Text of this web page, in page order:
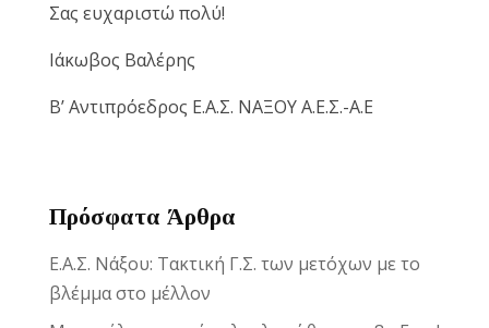
Σας ευχαριστώ πολύ!
Ιάκωβος Βαλέρης
Β’ Αντιπρόεδρος Ε.Α.Σ. ΝΑΞΟΥ Α.Ε.Σ.-Α.Ε
Πρόσφατα Άρθρα
Ε.Α.Σ. Νάξου: Τακτική Γ.Σ. των μετόχων με το
βλέμμα στο μέλλον